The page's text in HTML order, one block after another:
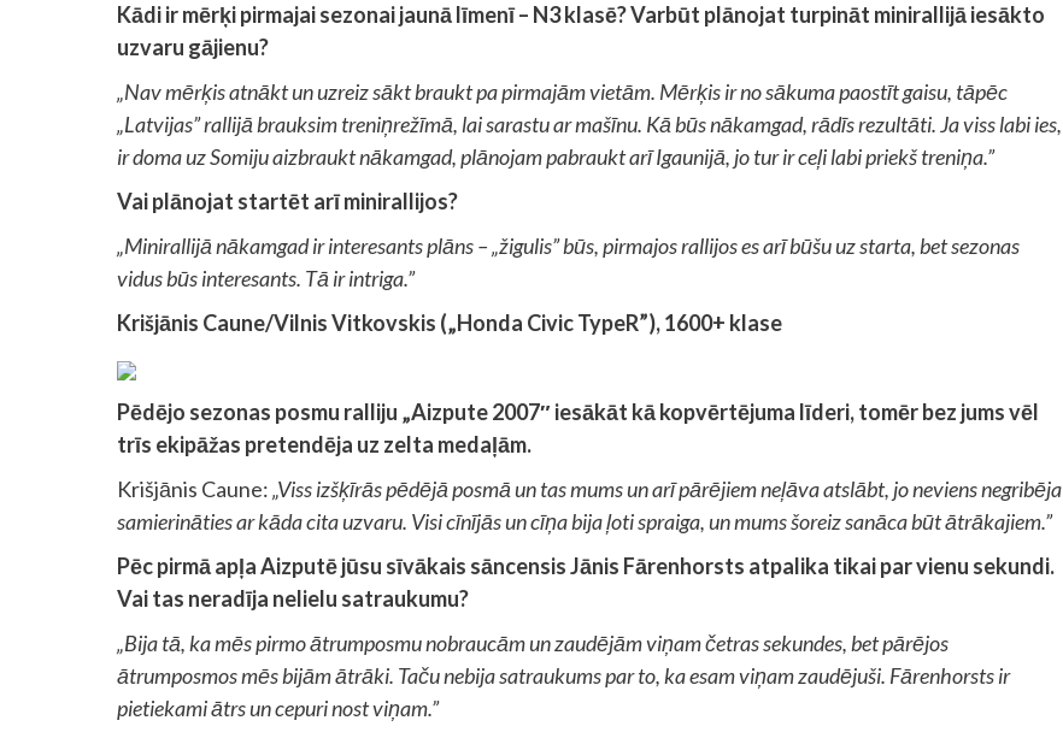
Kādi ir mērķi pirmajai sezonai jaunā līmenī – N3 klasē? Varbūt plānojat turpināt minirallijā iesākto
uzvaru gājienu?
„Nav mērķis atnākt un uzreiz sākt braukt pa pirmajām vietām. Mērķis ir no sākuma paostīt gaisu, tāpēc
„Latvijas” rallijā brauksim treniņrežīmā, lai sarastu ar mašīnu. Kā būs nākamgad, rādīs rezultāti. Ja viss labi ies,
ir doma uz Somiju aizbraukt nākamgad, plānojam pabraukt arī Igaunijā, jo tur ir ceļi labi priekš treniņa.”
Vai plānojat startēt arī minirallijos?
„Minirallijā nākamgad ir interesants plāns – „žigulis” būs, pirmajos rallijos es arī būšu uz starta, bet sezonas
vidus būs interesants. Tā ir intriga.”
Krišjānis Caune/Vilnis Vitkovskis („Honda Civic TypeR”), 1600+ klase
Pēdējo sezonas posmu ralliju „Aizpute 2007″ iesākāt kā kopvērtējuma līderi, tomēr bez jums vēl
trīs ekipāžas pretendēja uz zelta medaļām.
Krišjānis Caune:„Viss izšķīrās pēdējā posmā un tas mums un arī pārējiem neļāva atslābt, jo neviens negribēja
samierināties ar kāda cita uzvaru. Visi cīnījās un cīņa bija ļoti spraiga, un mums šoreiz sanāca būt ātrākajiem.”
Pēc pirmā apļa Aizputē jūsu sīvākais sāncensis Jānis Fārenhorsts atpalika tikai par vienu sekundi.
Vai tas neradīja nelielu satraukumu?
„Bija tā, ka mēs pirmo ātrumposmu nobraucām un zaudējām viņam četras sekundes, bet pārējos
ātrumposmos mēs bijām ātrāki. Taču nebija satraukums par to, ka esam viņam zaudējuši. Fārenhorsts ir
pietiekami ātrs un cepuri nost viņam.”